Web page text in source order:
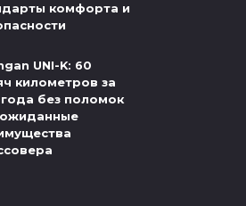
комфорта и
UNI-K: 60
километров за
без поломок